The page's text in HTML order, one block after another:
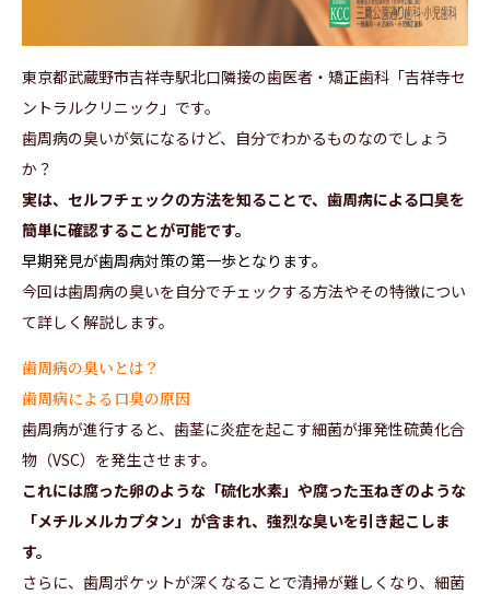
東京都武蔵野市吉祥寺駅北口隣接の歯医者・矯正歯科「吉祥寺セ
ントラルクリニック」です。
歯周病の臭いが気になるけど、自分でわかるものなのでしょう
か？
実は、セルフチェックの方法を知ることで、歯周病による口臭を
簡単に確認することが可能です。
早期発見が歯周病対策の第一歩となります。
今回は歯周病の臭いを自分でチェックする方法やその特徴につい
て詳しく解説します。
歯周病の臭いとは？
歯周病による口臭の原因
歯周病が進行すると、歯茎に炎症を起こす細菌が揮発性硫黄化合
物（VSC）を発生させます。
これには腐った卵のような「硫化水素」や腐った玉ねぎのような
「メチルメルカプタン」が含まれ、強烈な臭いを引き起こしま
す。
さらに、歯周ポケットが深くなることで清掃が難しくなり、細菌